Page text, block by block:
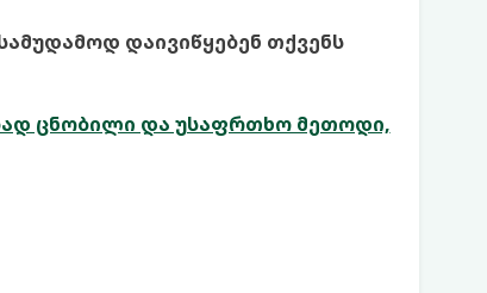
დაივიწყებენ თქვენს
ცნობილი და უსაფრთხო მეთოდი,